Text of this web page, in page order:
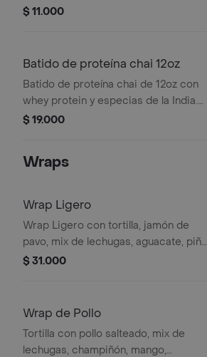
canela y pimienta negra.
$ 11.000
Batido de proteína chai 12oz
Batido de proteína chai de 12oz con
whey protein y especias de la India.
Suave sabor a canela.
$ 19.000
Wraps
Wrap Ligero
Wrap Ligero con tortilla, jamón de
pavo, mix de lechugas, aguacate, piña,
maíz, queso mozzarella, ajonjolí, queso
$ 31.000
Wrap de Pollo
Tortilla con pollo salteado, mix de
lechugas, champiñón, mango,